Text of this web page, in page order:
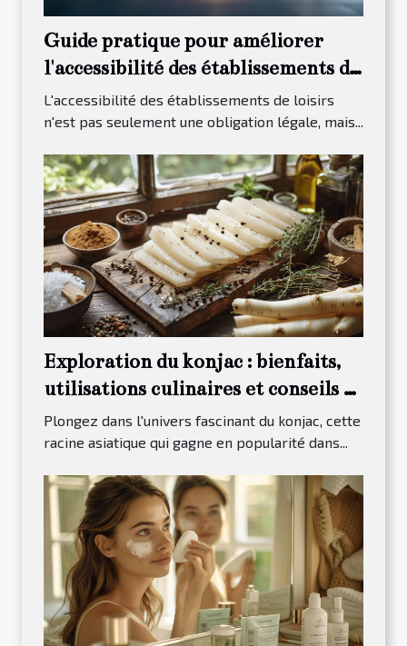
Guide pratique pour améliorer
l'accessibilité des établissements de
loisirs
L'accessibilité des établissements de loisirs
n'est pas seulement une obligation légale, mais...
Exploration du konjac : bienfaits,
utilisations culinaires et conseils de
conservation
Plongez dans l'univers fascinant du konjac, cette
racine asiatique qui gagne en popularité dans...